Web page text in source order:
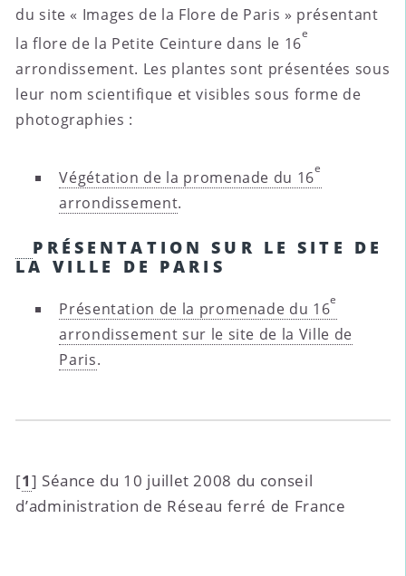
du site « Images de la Flore de Paris » présentant
la flore de la Petite Ceinture dans le 16
e
arrondissement. Les plantes sont présentées sous
leur nom scientifique et visibles sous forme de
photographies :
Végétation de la promenade du 16
e
arrondissement.
PRÉSENTATION SUR LE SITE DE
LA VILLE DE PARIS
Présentation de la promenade du 16
e
arrondissement sur le site de la Ville de
Paris.
[1] Séance du 10 juillet 2008 du conseil
d’administration de Réseau ferré de France